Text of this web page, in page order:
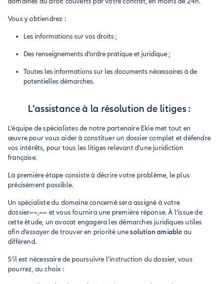
Vous y obtiendrez :
Les informations sur vos droits ;
Des renseignements d’ordre pratique et juridique ;
Toutes les informations sur les documents nécessaires à de
potentielles démarches.
L'assistance à la résolution de litiges :
L’équipe de spécialistes de notre partenaire Ekie met tout en
œuvre pour vous aider à constituer un dossier complet et défendre
vos intérêts, pour tous les litiges relevant d'une juridiction
française.
La première étape consiste à décrire votre problème, le plus
précisément possible.
Un spécialiste du domaine concerné sera assigné à votre
dossier~~,~~ et vous fournira une première réponse. À l’issue de
cette étude, un avocat engagera les démarches juridiques utiles
afin d’essayer de trouver en priorité unesolution amiable au
différend.
S’il est nécessaire de poursuivre l’instruction du dossier, vous
pourrez, au choix :